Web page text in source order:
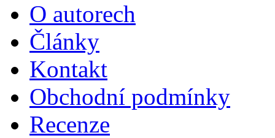
O autorech
Články
Kontakt
Obchodní podmínky
Recenze